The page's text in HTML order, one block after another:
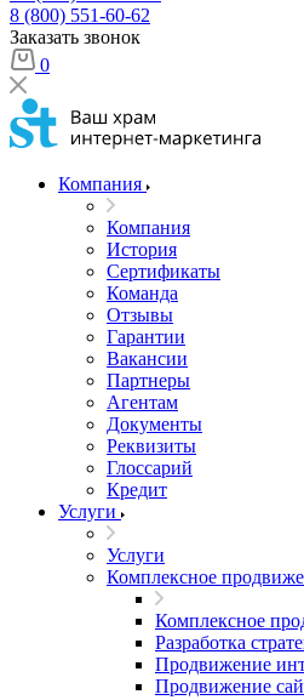
8 (800) 551-60-62
Заказать звонок
0
Компания
Компания
История
Сертификаты
Команда
Отзывы
Гарантии
Вакансии
Партнеры
Агентам
Документы
Реквизиты
Глоссарий
Кредит
Услуги
Услуги
Комплексное
Комплексное
Разработка
Продвижение
Продвижение